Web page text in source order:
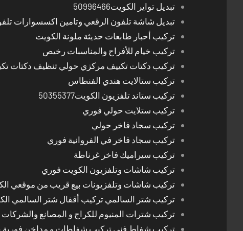
تبديل تواير الكويت50996466
تبديل شاشة تلفون الرقعي وتامين اكسسوارات
تركيب أحبار طابعات حديثة ملونة الكويت
تركيب خيام للأفراح والمناسبات رخيص
تركيب دكتات تكييف مركزي حولي تنظيف دكتات
تركيب ستالايت هندي الفنطاس
تركيب ستاند تلفزيون الكويت50355377
تركيب ستلايت حولي فوري
تركيب سجاد فاخر حولي
تركيب سجاد فاخر في الفروانية فوري
تركيب سيراميك فاخر غرناطة
تركيب شاشات وتلفزيون الكويت فوري
تركيب شاشات وتلفزيونات بيع قريب من موقعي
تركيب شتر السالمي تركيب أقفال شتر السالمي
تركيب شترات المنيوم للكراج و المصانع والشركات
تركيب شفاط فني تركيب شفاطات و مداخن فورية